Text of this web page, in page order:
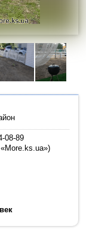
08-89